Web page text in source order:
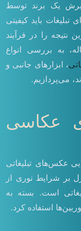
یک برند توسط
باید کیفیتی
نتیجه را در فرآیند
به بررسی انواع
، ابزارهای جانبی و
می‌پردازیم.
عکاسی
عکس‌های تبلیغاتی
بر شرایط نوری از
است. بسته به
استفاده کرد.